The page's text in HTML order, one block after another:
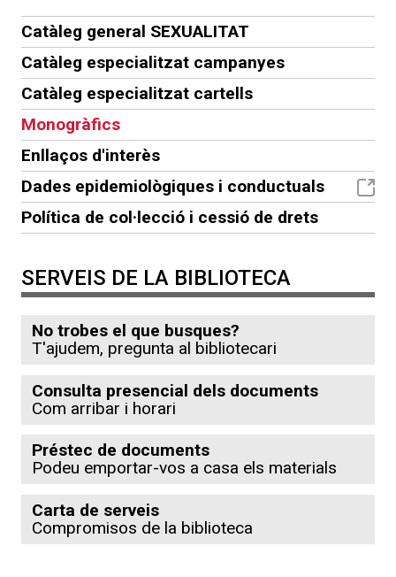
Catàleg general SEXUALITAT
Catàleg especialitzat campanyes
Catàleg especialitzat cartells
Monogràfics
Enllaços d'interès
Dades epidemiològiques i conductuals
Política de col·lecció i cessió de drets
SERVEIS DE LA BIBLIOTECA
No trobes el que busques?
T'ajudem, pregunta al bibliotecari
Consulta presencial dels documents
Com arribar i horari
Préstec de documents
Podeu emportar-vos a casa els materials
Carta de serveis
Compromisos de la biblioteca